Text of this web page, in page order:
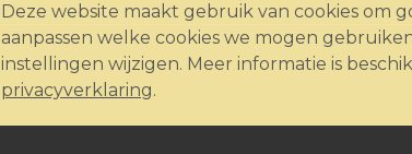
Deze website maakt gebruik van cookies om
aanpassen welke cookies we mogen
instellingen wijzigen. Meer informatie is
privacyverklaring.